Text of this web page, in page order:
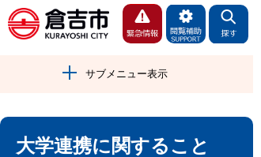
サブメニュー表示
大学連携に関すること